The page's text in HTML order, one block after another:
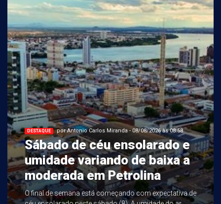
DESTAQUE por Antonio Carlos Miranda - 08/08/2026 às 08:58
Sábado de céu ensolarado e
umidade variando de baixa a
moderada em Petrolina
O final de semana está começando com expectativa de